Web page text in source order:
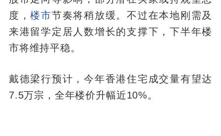
度，楼市节奏将稍放缓。不过在本地刚需及
来港留学定居人数增长的支撑下，下半年楼
市将维持平稳。
戴德梁行预计，今年香港住宅成交量有望达
7.5万宗，全年楼价升幅近10%。